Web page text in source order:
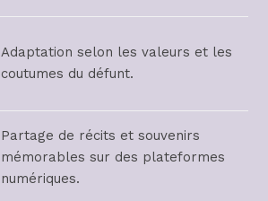
Adaptation selon les valeurs et les
coutumes du défunt.
Partage de récits et souvenirs
mémorables sur des plateformes
numériques.